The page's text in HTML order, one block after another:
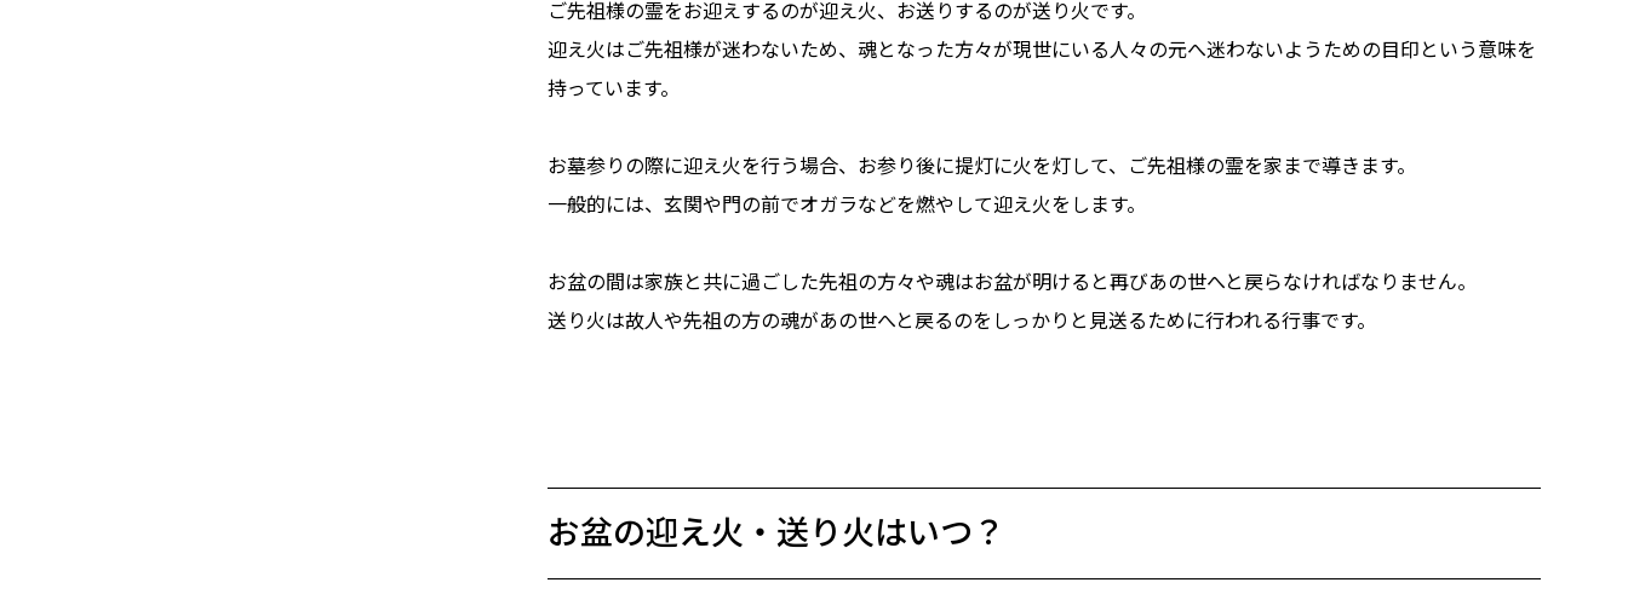
ご先祖様の霊をお迎えするのが迎え火、お送りするのが送り火です。
迎え火はご先祖様が迷わないため、魂となった方々が現世にいる人々の元へ迷わないようための目印という意味を
持っています。
お墓参りの際に迎え火を行う場合、お参り後に提灯に火を灯して、ご先祖様の霊を家まで導きます。
一般的には、玄関や門の前でオガラなどを燃やして迎え火をします。
お盆の間は家族と共に過ごした先祖の方々や魂はお盆が明けると再びあの世へと戻らなければなりません。
送り火は故人や先祖の方の魂があの世へと戻るのをしっかりと見送るために行われる行事です。
お盆の迎え火・送り火はいつ？